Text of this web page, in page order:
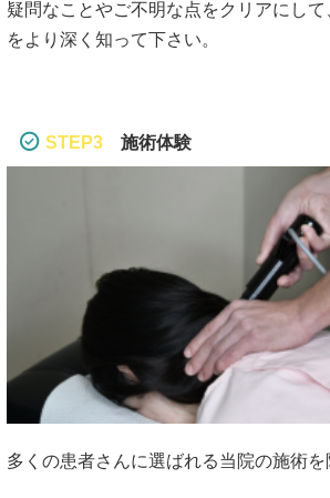
疑問なことやご不明な点をクリアにし
をより深く知って下さい。
STEP3 施術体験
多くの患者さんに選ばれる当院の施術を